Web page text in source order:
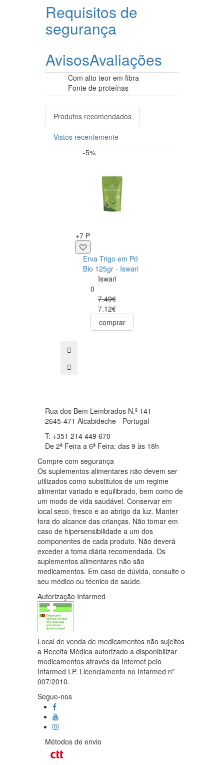
Requisitos de
segurança
AvisosAvaliações
Com alto teor em fibra
Fonte de proteínas
Produtos recomendados
Vistos recentemente
-5%
+7 P
Erva Trigo em Pó
Bio 125gr - Iswari
Iswari
0
7.49€
7.12€
comprar
Rua dos Bem Lembrados N.º 141
2645-471 Alcabideche - Portugal
T: +351 214 449 670
De 2ª Feira a 6ª Feira: das 9 às 18h
Compre com segurança
Os suplementos alimentares não devem ser
utilizados como substitutos de um regime
alimentar variado e equilibrado, bem como de
um modo de vida saudável. Conservar em
local seco, fresco e ao abrigo da luz. Manter
fora do alcance das crianças. Não tomar em
caso de hipersensibilidade a um dos
componentes de cada produto. Não deverá
exceder a toma diária recomendada. Os
suplementos alimentares não são
medicamentos. Em caso de dúvida, consulte o
seu médico ou técnico de saúde.
Autorização Infarmed
Local de venda de medicamentos não sujeitos
a Receita Médica autorizado a disponibilizar
medicamentos através da Internet pelo
Infarmed I.P. Licenciamento no Infarmed nº
007/2010.
Segue-nos
Métodos de envio